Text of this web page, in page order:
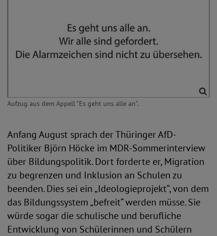
Aufzug aus dem Appell "Es geht uns alle an".
Anfang August sprach der Thüringer AfD-
Politiker Björn Höcke im MDR-Sommerinterview
über Bildungspolitik. Dort forderte er, Migration
zu begrenzen und Inklusion an Schulen zu
beenden. Dies sei ein „Ideologieprojekt“, von dem
das Bildungssystem „befreit“ werden müsse. Sie
würde sogar die schulische und berufliche
Entwicklung von Schülerinnen und Schülern